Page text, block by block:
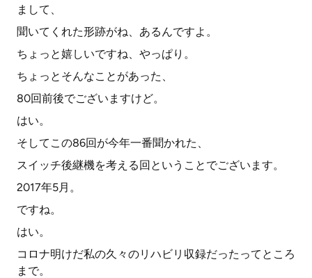
まして、
聞いてくれた形跡がね、あるんですよ。
ちょっと嬉しいですね、やっぱり。
ちょっとそんなことがあった、
80回前後でございますけど。
はい。
そしてこの86回が今年一番聞かれた、
スイッチ後継機を考える回ということでございます。
2017年5月。
ですね。
はい。
コロナ明けだ私の久々のリハビリ収録だったってところ
まで。